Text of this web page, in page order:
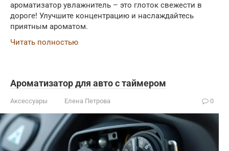
ароматизатор увлажнитель – это глоток свежести в
дороге! Улучшите концентрацию и наслаждайтесь
приятным ароматом.
Читать полностью
Ароматизатор для авто с таймером
Аксессуары Елена Петрова 0